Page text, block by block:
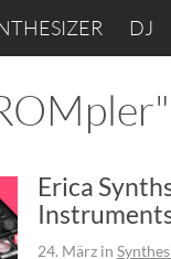
DJ
Erica
24. Märzin